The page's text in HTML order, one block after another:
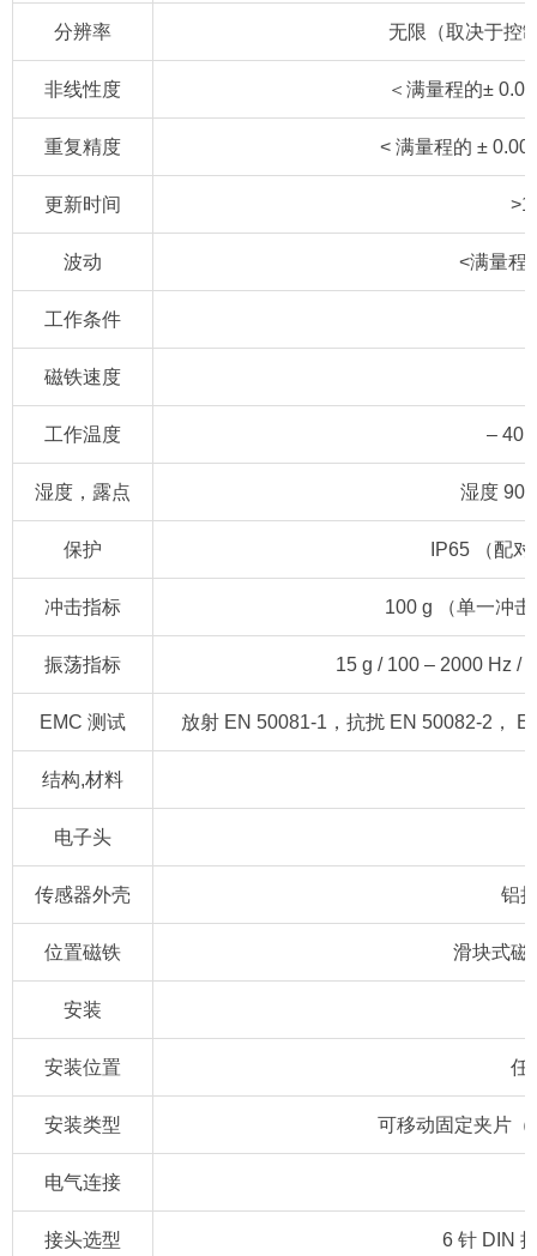
分辨率 无限（取决于控
非线性度 ＜满量程的±
重复精度 < 满量程的 ±
更新时间
波动 <满量程
工作条件
磁铁速度
工作温度 – 40
湿度，露点 湿度
保护 IP65 （配
冲击指标 100 g （单一冲
振荡指标 15 g / 100 – 2000 Hz /
EMC 测试 放射 EN 50081-1，抗扰 EN 50082-2，
结构,材料
电子头
传感器外壳 铝
位置磁铁 滑块式磁
安装
安装位置 任
安装类型 可移动固定夹片（
电气连接
接头选型 6 针 DIN